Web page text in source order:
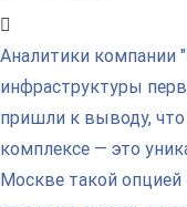
Аналитики компании
инфраструктуры
пришли к выводу,
комплексе — это
Москве такой